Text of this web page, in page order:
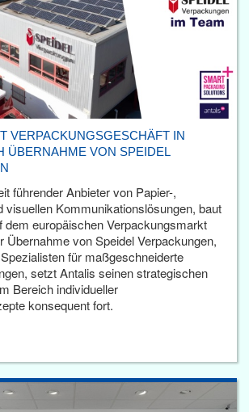
VERPACKUNGSGESCHÄFT IN
ÜBERNAHME VON SPEIDEL
führender Anbieter von Papier-,
visuellen Kommunikationslösungen, baut
dem europäischen Verpackungsmarkt
Übernahme von Speidel Verpackungen,
für maßgeschneiderte
setzt Antalis seinen strategischen
Bereich individueller
konsequent fort.